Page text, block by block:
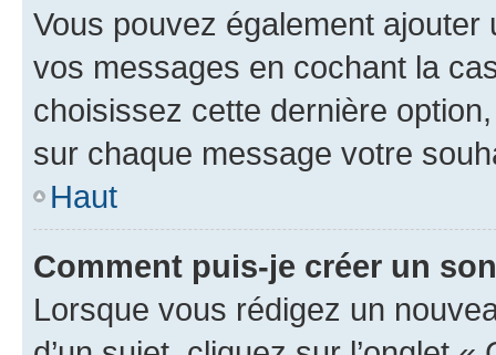
Vous pouvez également
vos messages en cochant la
choisissez cette dernière
sur chaque message votre
Haut
Comment puis-je créer un
Lorsque vous rédigez un